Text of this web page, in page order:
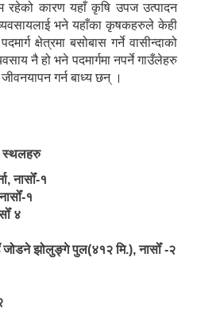
रहेको कारण यहाँ कृषि उपज उत्पादन
भने यहाँका कृषकहरुले केही
क्षेत्रमा बसोबास गर्ने वासीन्दाको
नै हो भने पदमार्गमा नपर्ने गाउँलेहरु
गर्न बाध्य छन् ।
स्थलहरु
नासोँ-१
१
४
जोडने झोलुङ्गे पुल(४१२ मि.), नासोँ -२